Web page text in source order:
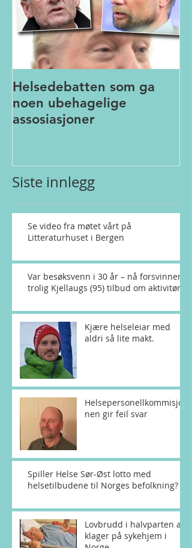
Helsedebatten som ga
noen ubehagelige
assosiasjoner
Siste innlegg
Se video fra møtet vårt på
Litteraturhuset i Bergen
Var besøksvenn i 30 år – nå forsvinner
trolig Kjellaugs (95) tilbud om aktivitør
Kjære helseleiar med
aldri så lite makt.
Helsepersonellkommisjo
nen gir feil svar
Spiller Helse Sør-Øst lotto med
helsetilbudene til Norges befolkning?
Lovbrudd i halvparten av
klager på sykehjem i